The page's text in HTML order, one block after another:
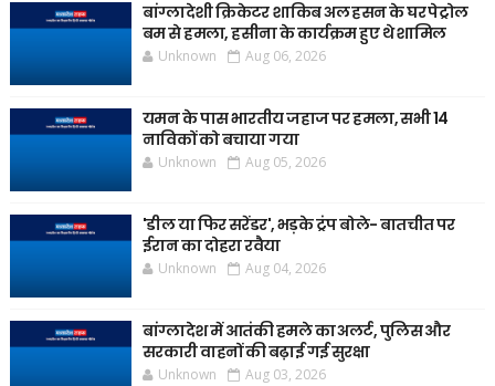
बांग्लादेशी क्रिकेटर शाकिब अल हसन के घर पेट्रोल
बम से हमला, हसीना के कार्यक्रम हुए थे शामिल
Unknown Aug 06, 2026
यमन के पास भारतीय जहाज पर हमला, सभी 14
नाविकों को बचाया गया
Unknown Aug 05, 2026
'डील या फिर सरेंडर', भड़के ट्रंप बोले- बातचीत पर
ईरान का दोहरा रवैया
Unknown Aug 04, 2026
बांग्लादेश में आतंकी हमले का अलर्ट, पुलिस और
सरकारी वाहनों की बढ़ाई गई सुरक्षा
Unknown Aug 03, 2026